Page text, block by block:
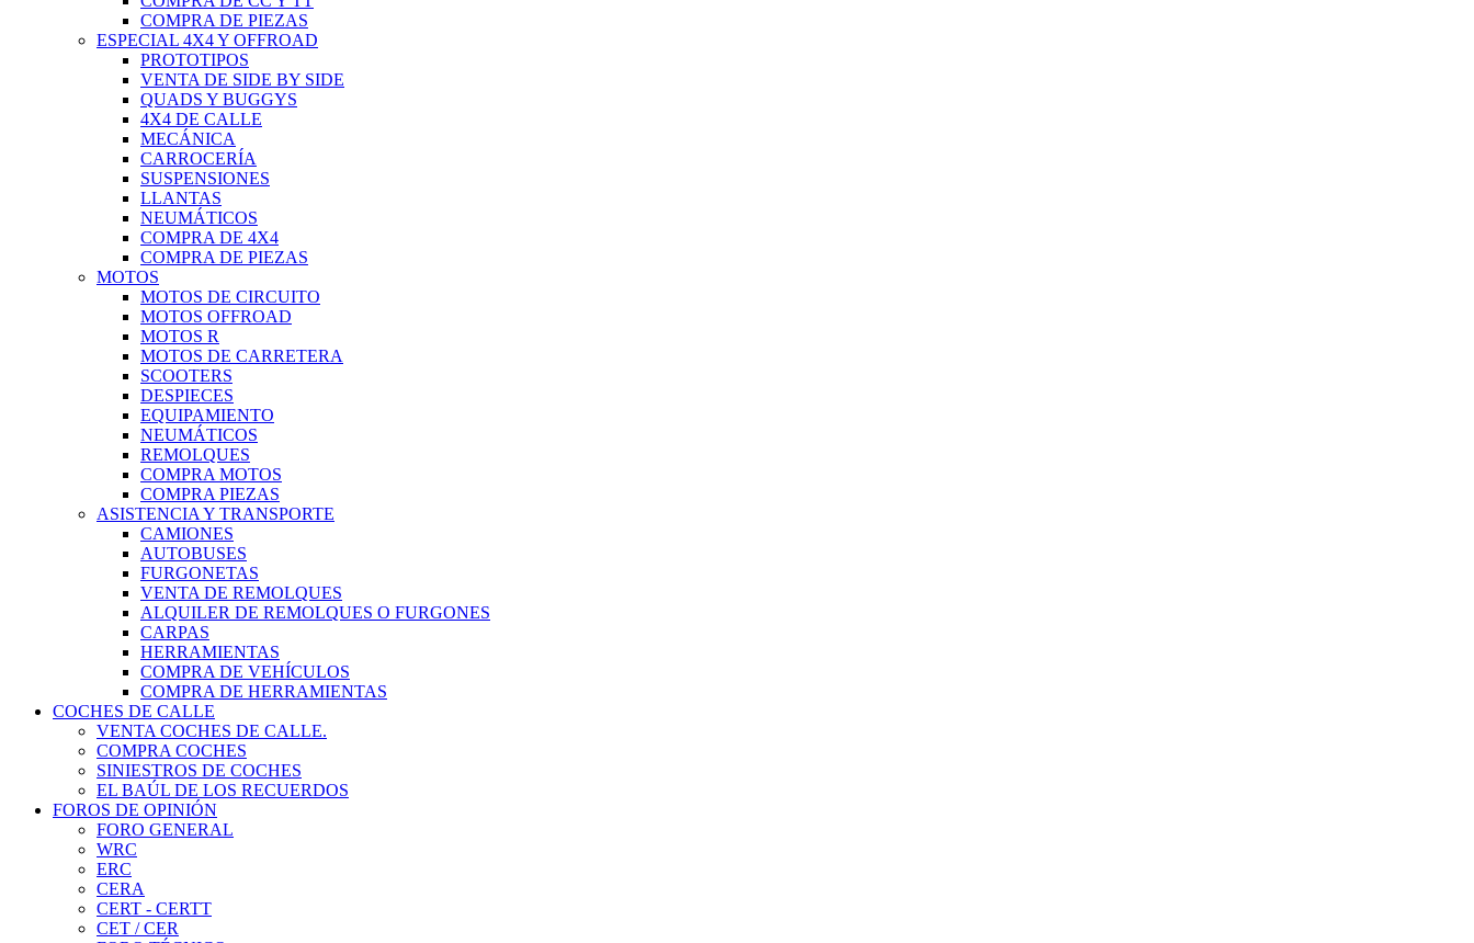
COMPRA DE PIEZAS
ESPECIAL 4X4 Y OFFROAD
PROTOTIPOS
VENTA DE SIDE BY SIDE
QUADS Y BUGGYS
4X4 DE CALLE
MECÁNICA
CARROCERÍA
SUSPENSIONES
LLANTAS
NEUMÁTICOS
COMPRA DE 4X4
COMPRA DE PIEZAS
MOTOS
MOTOS DE CIRCUITO
MOTOS OFFROAD
MOTOS R
MOTOS DE CARRETERA
SCOOTERS
DESPIECES
EQUIPAMIENTO
NEUMÁTICOS
REMOLQUES
COMPRA MOTOS
COMPRA PIEZAS
ASISTENCIA Y TRANSPORTE
CAMIONES
AUTOBUSES
FURGONETAS
VENTA DE REMOLQUES
ALQUILER DE REMOLQUES O FURGONES
CARPAS
HERRAMIENTAS
COMPRA DE VEHÍCULOS
COMPRA DE HERRAMIENTAS
COCHES DE CALLE
VENTA COCHES DE CALLE.
COMPRA COCHES
SINIESTROS DE COCHES
EL BAÚL DE LOS RECUERDOS
FOROS DE OPINIÓN
FORO GENERAL
WRC
ERC
CERA
CERT - CERTT
CET / CER